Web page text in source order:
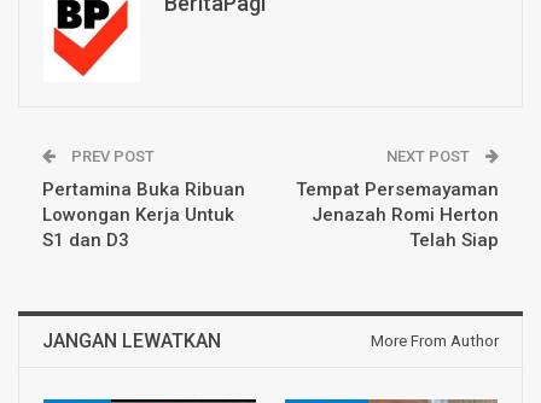
PREV POST
Pertamina Buka Ribuan
Lowongan Kerja Untuk
S1 dan D3
NEXT POST
Tempat Persemayaman
Jenazah Romi Herton
Telah Siap
JANGAN LEWATKAN More From Author